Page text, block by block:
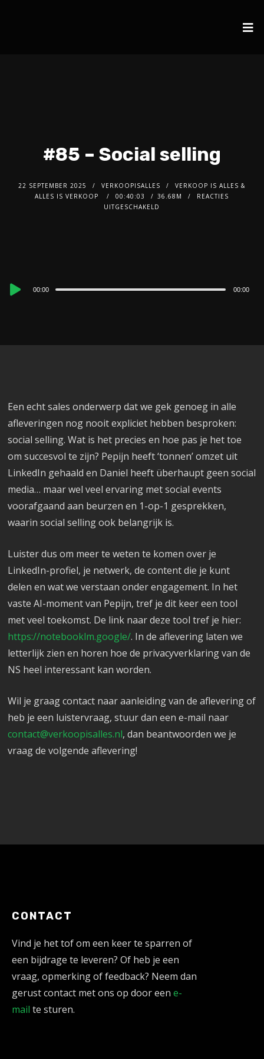
#85 – Social selling
22 SEPTEMBER 2025 VERKOOPISALLES
VERKOOP IS ALLES &
ALLES IS VERKOOP
00:40:03 36.68M
REACTIES
UITGESCHAKELD
Audio
00:00 00:00
Een echt sales onderwerp dat we gek genoeg in alle
afleveringen nog nooit expliciet hebben besproken:
social selling. Wat is het precies en hoe pas je het toe
om succesvol te zijn? Pepijn heeft ‘tonnen’ omzet uit
LinkedIn gehaald en Daniel heeft überhaupt geen social
media… maar wel veel ervaring met social events
voorafgaand aan beurzen en 1-op-1 gesprekken,
waarin social selling ook belangrijk is.
Luister dus om meer te weten te komen over je
LinkedIn-profiel, je netwerk, de content die je kunt
delen en wat we verstaan onder engagement. In het
vaste AI-moment van Pepijn, tref je dit keer een tool
met veel toekomst. De link naar deze tool tref je hier:
https://notebooklm.google/. In de aflevering laten we
letterlijk zien en horen hoe de privacyverklaring van de
NS heel interessant kan worden.
Wil je graag contact naar aanleiding van de aflevering of
heb je een luistervraag, stuur dan een e-mail naar
contact@verkoopisalles.nl, dan beantwoorden we je
vraag de volgende aflevering!
CONTACT
Vind je het tof om een keer te sparren of
een bijdrage te leveren? Of heb je een
vraag, opmerking of feedback? Neem dan
gerust contact met ons op door een e-
mail te sturen.